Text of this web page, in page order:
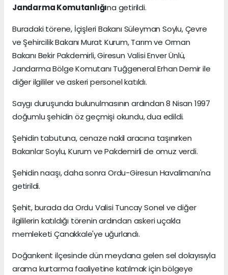
Jandarma Komutanlığına getirildi.
Buradaki törene, İçişleri Bakanı Süleyman Soylu, Çevre
ve Şehircilik Bakanı Murat Kurum, Tarım ve Orman
Bakanı Bekir Pakdemirli, Giresun Valisi Enver Ünlü,
Jandarma Bölge Komutanı Tuğgeneral Erhan Demir ile
diğer ilgililer ve askeri personel katıldı.
Saygı duruşunda bulunulmasının ardından 8 Nisan 1997
doğumlu şehidin öz geçmişi okundu, dua edildi.
Şehidin tabutuna, cenaze nakil aracına taşınırken
Bakanlar Soylu, Kurum ve Pakdemirli de omuz verdi.
Şehidin naaşı, daha sonra Ordu-Giresun Havalimanı'na
getirildi.
Şehit, burada da Ordu Valisi Tuncay Sonel ve diğer
ilgililerin katıldığı törenin ardından askeri uçakla
memleketi Çanakkale'ye uğurlandı.
Doğankent ilçesinde dün meydana gelen sel dolayısıyla
arama kurtarma faaliyetine katılmak için bölgeye